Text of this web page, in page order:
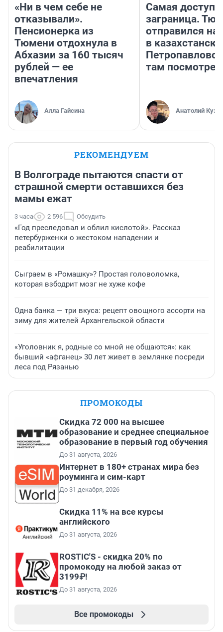
«Ни в чем себе не
отказывали».
Пенсионерка из
Тюмени отдохнула в
Абхазии за 160 тысяч
рублей — ее
впечатления
Алла Гайсина
Самая
заграница.
отправился
в
там
Анатолий
РЕКОМЕНДУЕМ
В Волгограде пытаются спасти от
страшной смерти оставшихся без
мамы ежат
3 часа 2 596 Обсудить
«Год преследовал и облил кислотой». Рассказ
петербурженки о жестоком нападении и
реабилитации
Сыграем в «Ромашку»? Простая головоломка,
которая взбодрит мозг не хуже кофе
Одна банка — три вкуса: рецепт овощного ассорти на
зиму для жителей Архангельской области
«Уголовник я, родные со мной не общаются»: как
бывший «афганец» 30 лет живет в землянке посреди
леса под Рязанью
ПРОМОКОДЫ
Скидка 72 000 на высшее
образование и среднее специальное
образование в первый год обучения
До 31 августа, 2026
Интернет в 180+ странах мира без
роуминга и сим-карт
До 31 декабря, 2026
Скидка 11% на все курсы
английского
До 31 августа, 2026
ROSTIC'S - скидка 20% по
промокоду на любой заказ от
3199₽!
До 31 августа, 2026
Все промокоды